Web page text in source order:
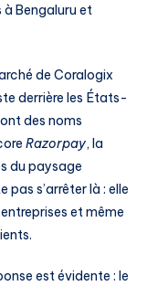
Bengaluru et
de Coralogix
derrière les États-
des noms
Razorpay, la
du paysage
s’arrêter là : elle
et même
est évidente : le